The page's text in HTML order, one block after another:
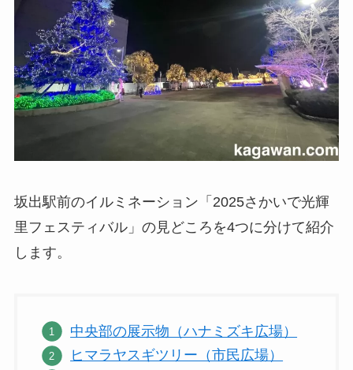
坂出駅前のイルミネーション「2025さかいで光輝
里フェスティバル」の見どころを4つに分けて紹介
します。
中央部の展示物（ハナミズキ広場）
ヒマラヤスギツリー（市民広場）